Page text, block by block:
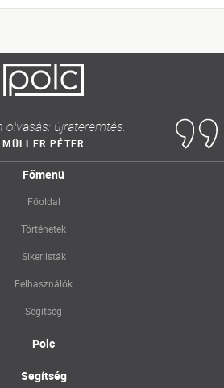
olvasás: újrateremtés.
MÜLLER PÉTER
Főmenü
Főoldal
Történetek
Sikerlisták
Felhasználók
Segítség
Polc
Segítség